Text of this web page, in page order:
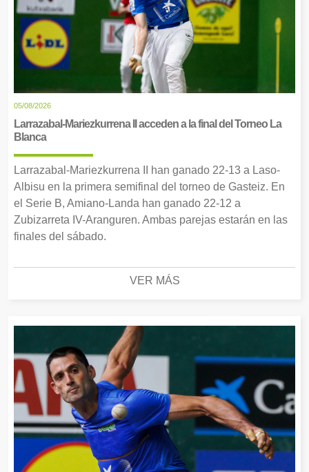
05/08/2026
Larrazabal-Mariezkurrena II acceden a la final del Torneo La
Blanca
Larrazabal-Mariezkurrena II han ganado 22-13 a Laso-
Albisu en la primera semifinal del torneo de Gasteiz. En
el Serie B, Amiano-Landa han ganado 22-12 a
Zubizarreta IV-Aranguren. Ambas parejas estarán en las
finales del sábado.
VER MÁS